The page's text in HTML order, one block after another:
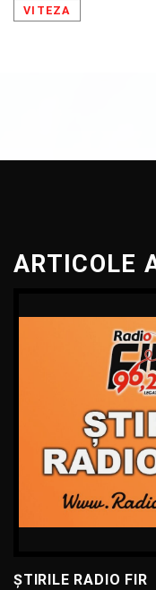
VITEZA
ARTICOLE
ȘTIRILE RADIO FIR